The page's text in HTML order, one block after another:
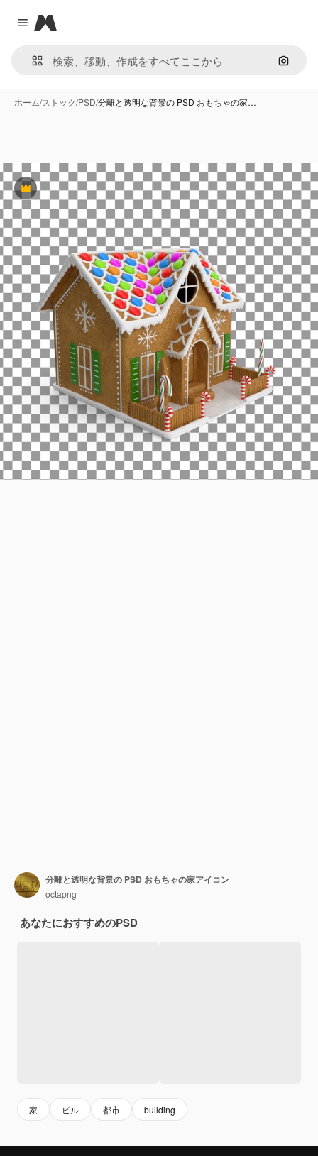
Close menu
Magnific
画像で
ホーム/ストック/PSD/分離と透明な背景の PSD おもちゃの家…
Premium
分離と透明な背景の PSD おもちゃの家アイコン
octapng
あなたにおすすめのPSD
家 ビル 都市 building